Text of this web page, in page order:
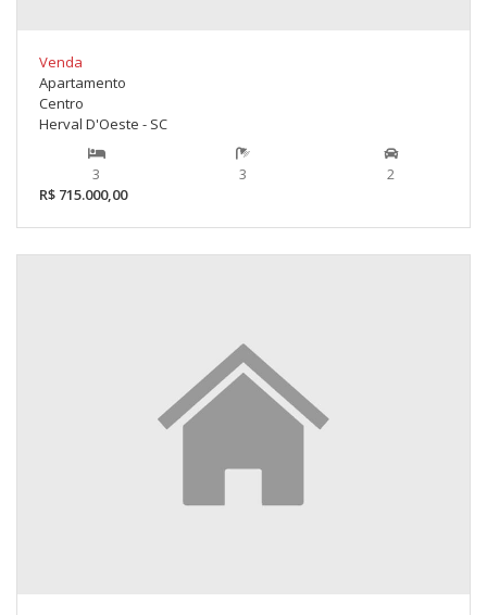
Venda
Apartamento
Centro
Herval D'Oeste - SC
3 3
2
R$ 715.000,00